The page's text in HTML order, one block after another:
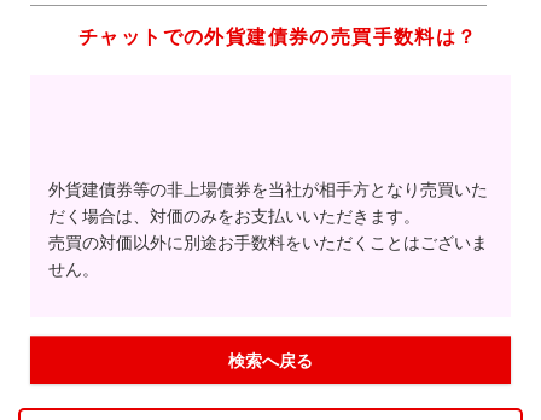
チャットでの外貨建債券の売買手数料は？
外貨建債券等の非上場債券を当社が相手方となり売買いた
だく場合は、対価のみをお支払いいただきます。
売買の対価以外に別途お手数料をいただくことはございま
せん。
検索へ戻る